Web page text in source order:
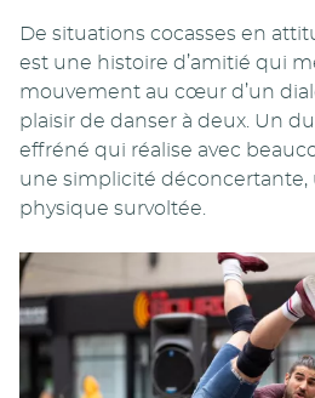
De situations cocasses en
est une histoire d’amitié qui
mouvement au cœur d’un
plaisir de danser à deux. Un
effréné qui réalise avec
une simplicité déconcertante,
physique survoltée.